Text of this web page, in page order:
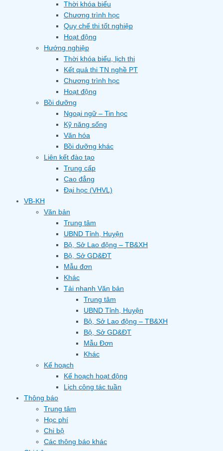
Thời khóa biểu
Chương trình học
Quy chế thi tốt nghiệp
Hoạt động
Hướng nghiệp
Thời khóa biểu, lịch thi
Kết quả thi TN nghề PT
Chương trình học
Hoạt động
Bồi dưỡng
Ngoại ngữ – Tin học
Kỹ năng sống
Văn hóa
Bồi dưỡng khác
Liên kết đào tạo
Trung cấp
Cao đẳng
Đại học (VHVL)
VB-KH
Văn bản
Trung tâm
UBND Tỉnh, Huyện
Bộ, Sở Lao động – TB&XH
Bộ, Sở GD&ĐT
Mẫu đơn
Khác
Tải nhanh Văn bản
Trung tâm
UBND Tỉnh, Huyện
Bộ, Sở Lao động – TB&XH
Bộ, Sở GD&ĐT
Mẫu Đơn
Khác
Kế hoạch
Kế hoạch hoạt động
Lịch công tác tuần
Thông báo
Trung tâm
Học phí
Chi bộ
Các thông báo khác